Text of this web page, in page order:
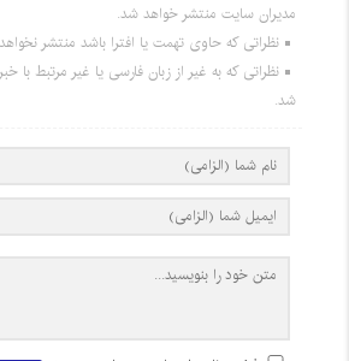
مدیران سایت منتشر خواهد شد.
نظراتی که حاوی تهمت یا افترا باشد منتشر
نظراتی که به غیر از زبان فارسی یا غیر مرتبط با
شد.